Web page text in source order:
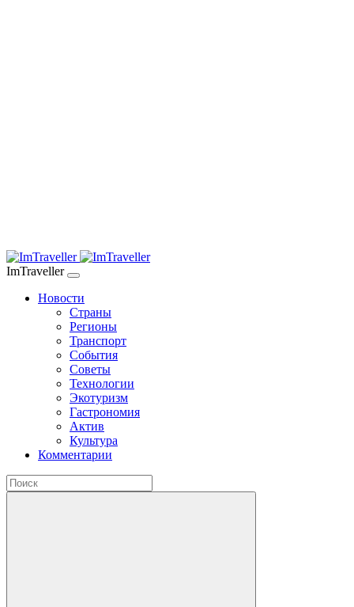
ImTraveller
Новости
Страны
Регионы
Транспорт
События
Советы
Технологии
Экотуризм
Гастрономия
Актив
Культура
Комментарии